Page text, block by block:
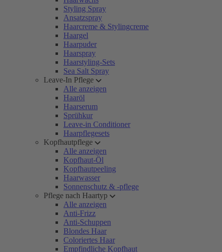
Styling Spray
Ansatzspray
Haarcreme & Stylingcreme
Haargel
Haarpuder
Haarspray
Haarstyling-Sets
Sea Salt Spray
Leave-In Pflege
Alle anzeigen
Haaröl
Haarserum
Sprühkur
Leave-in Conditioner
Haarpflegesets
Kopfhautpflege
Alle anzeigen
Kopfhaut-Öl
Kopfhautpeeling
Haarwasser
Sonnenschutz & -pflege
Pflege nach Haartyp
Alle anzeigen
Anti-Frizz
Anti-Schuppen
Blondes Haar
Coloriertes Haar
Empfindliche Kopfhaut